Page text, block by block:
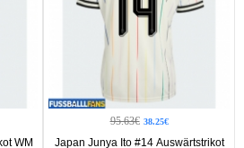
WM
95.63€ 38.25€
Japan Junya Ito #14 Auswärtstrikot